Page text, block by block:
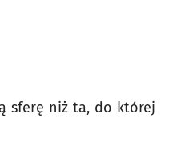
sferę niż ta, do której